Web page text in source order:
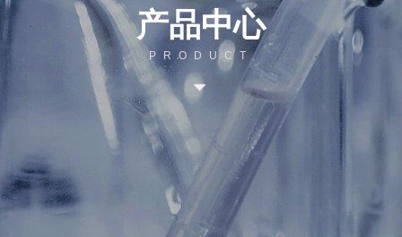
产品中心
뀓
PRODUCT